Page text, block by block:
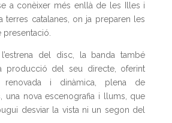
a conèixer més enllà de les Illes i
terres catalanes, on ja preparen les
presentació.
del disc, la banda també
producció del seu directe, oferint
renovada i dinàmica, plena de
una nova escenografia i llums, que
desviar la vista ni un segon del